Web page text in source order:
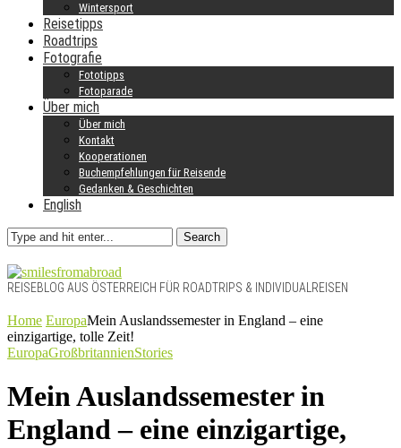
Wintersport
Reisetipps
Roadtrips
Fotografie
Fototipps
Fotoparade
Über mich
Über mich
Kontakt
Kooperationen
Buchempfehlungen für Reisende
Gedanken & Geschichten
English
Search
REISEBLOG AUS ÖSTERREICH FÜR ROADTRIPS & INDIVIDUALREISEN
Home EuropaMein Auslandssemester in England – eine
einzigartige, tolle Zeit!
EuropaGroßbritannienStories
Mein Auslandssemester in
England – eine einzigartige,